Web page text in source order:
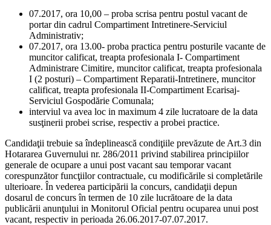
07.2017, ora 10,00 – proba scrisa pentru postul vacant de
portar din cadrul Compartiment Intretinere-Serviciul
Administrativ;
07.2017, ora 13.00- proba practica pentru posturile vacante de
muncitor calificat, treapta profesionala I- Compartiment
Administrare Cimitire, muncitor calificat, treapta profesionala
I (2 posturi) – Compartiment Reparatii-Intretinere, muncitor
calificat, treapta profesionala II-Compartiment Ecarisaj-
Serviciul Gospodărie Comunala;
interviul va avea loc in maximum 4 zile lucratoare de la data
susţinerii probei scrise, respectiv a probei practice.
Candidaţii trebuie sa îndeplinească condiţiile prevăzute de Art.3 din
Hotararea Guvernului nr. 286/2011 privind stabilirea principiilor
generale de ocupare a unui post vacant sau temporar vacant
corespunzător funcţiilor contractuale, cu modificările si completările
ulterioare. În vederea participării la concurs, candidaţii depun
dosarul de concurs în termen de 10 zile lucrătoare de la data
publicării anunţului in Monitorul Oficial pentru ocuparea unui post
vacant, respectiv in perioada 26.06.2017-07.07.2017.